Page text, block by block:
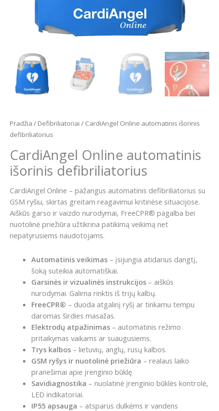
Pradžia / Defibriliatoriai / CardiAngel Online automatinis išorinis
defibriliatorius
CardiAngel Online automatinis
išorinis defibriliatorius
CardiAngel Online – pažangus automatinis defibriliatorius su
GSM ryšiu, skirtas greitam reagavimui kritinėse situacijose.
Aiškūs garso ir vaizdo nurodymai, FreeCPR® pagalba bei
nuotolinė priežiūra užtikrina patikimą veikimą net
nepatyrusiems naudotojams.
Automatinis veikimas– įsijungia atidarius dangtį,
šoką suteikia automatiškai.
Garsinės ir vizualinės instrukcijos– aiškūs
nurodymai. Galima rinktis iš trijų kalbų.
FreeCPR® – duoda atgalinį ryšį ar tinkamu tempu
daromas širdies masažas.
Elektrodų atpažinimas– automatinis režimo
pritaikymas vaikams ar suaugusiems.
Trys kalbos – lietuvių, anglų, rusų kalbos.
GSM ryšys ir nuotolinė priežiūra – realaus laiko
pranešimai apie įrenginio būklę
Savidiagnostika – nuolatinė įrenginio būklės kontrolė,
LED indikatoriai.
IP55 apsauga – atsparus dulkėms ir vandens